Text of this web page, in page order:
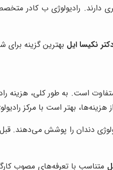
دارند. رادیولوژی ب کادر
نکیسا ایل بهترین گزینه
دندان را پوشش می‌دهند.
متناسب با تعرفه‌های مصوب